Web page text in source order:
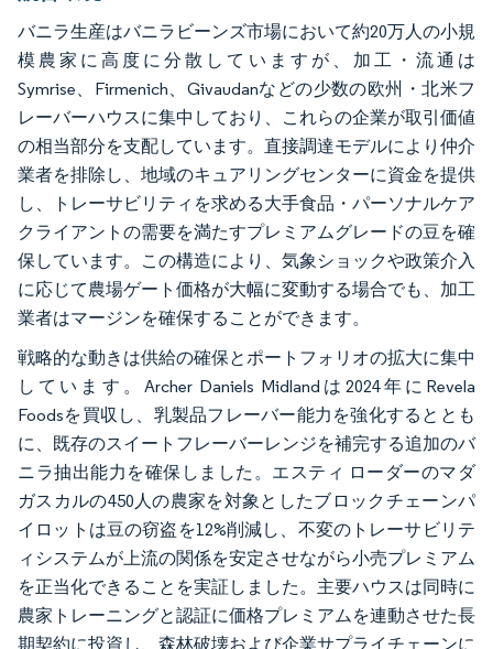
バニラ生産はバニラビーンズ市場において約20万人の小規
模農家に高度に分散していますが、加工・流通は
Symrise、Firmenich、Givaudanなどの少数の欧州・北米フ
レーバーハウスに集中しており、これらの企業が取引価値
の相当部分を支配しています。直接調達モデルにより仲介
業者を排除し、地域のキュアリングセンターに資金を提供
し、トレーサビリティを求める大手食品・パーソナルケア
クライアントの需要を満たすプレミアムグレードの豆を確
保しています。この構造により、気象ショックや政策介入
に応じて農場ゲート価格が大幅に変動する場合でも、加工
業者はマージンを確保することができます。
戦略的な動きは供給の確保とポートフォリオの拡大に集中
しています。Archer Daniels Midlandは2024年にRevela
Foodsを買収し、乳製品フレーバー能力を強化するととも
に、既存のスイートフレーバーレンジを補完する追加のバ
ニラ抽出能力を確保しました。エスティ ローダーのマダ
ガスカルの450人の農家を対象としたブロックチェーンパ
イロットは豆の窃盗を12%削減し、不変のトレーサビリテ
ィシステムが上流の関係を安定させながら小売プレミアム
を正当化できることを実証しました。主要ハウスは同時に
農家トレーニングと認証に価格プレミアムを連動させた長
期契約に投資し、森林破壊および企業サプライチェーンに